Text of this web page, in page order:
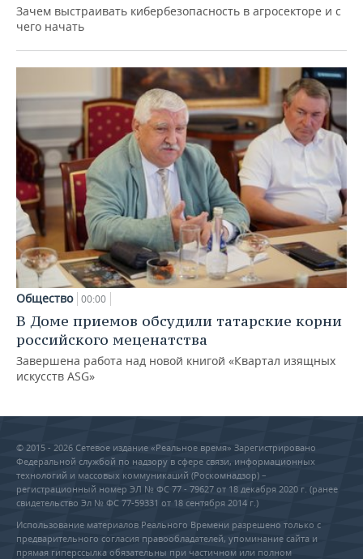
Зачем выстраивать кибербезопасность в агросекторе и с
чего начать
Общество 00:00
В Доме приемов обсудили татарские корни
российского меценатства
Завершена работа над новой книгой «Квартал изящных
искусств ASG»
© 2015 - 2026 Сетевое издание «Реальное время» Зарегистрировано
Федеральной службой по надзору в сфере связи, информационных
технологий и массовых коммуникаций (Роскомнадзор) –
регистрационный номер ЭЛ № ФС 77 - 79627 от 18 декабря 2020 г. (ранее
свидетельство Эл № ФС 77-59331 от 18 сентября 2014 г.)
Использование материалов Реального Времени разрешено только с
предварительного согласия правообладателей, упоминание сайта и
прямая гиперссылка обязательны при частичном или полном